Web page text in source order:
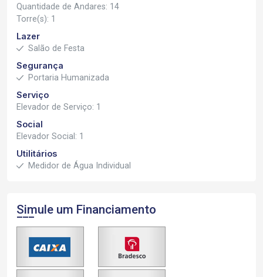
Quantidade de Andares: 14
Torre(s): 1
Lazer
Salão de Festa
Segurança
Portaria Humanizada
Serviço
Elevador de Serviço: 1
Social
Elevador Social: 1
Utilitários
Medidor de Água Individual
Simule um Financiamento